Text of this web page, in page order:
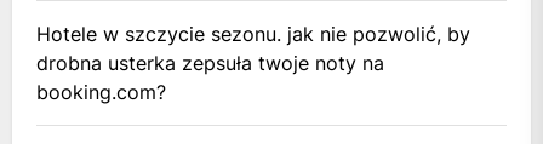
Hotele w szczycie sezonu. jak nie pozwolić, by
drobna usterka zepsuła twoje noty na
booking.com?